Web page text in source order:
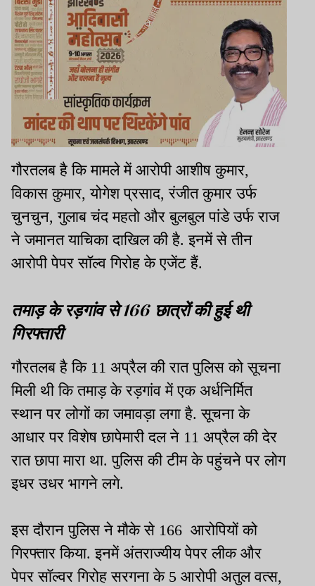
गौरतलब है कि मामले में आरोपी आशीष कुमार,
विकास कुमार, योगेश प्रसाद, रंजीत कुमार उर्फ
चुनचुन, गुलाब चंद महतो और बुलबुल पांडे उर्फ राज
ने जमानत याचिका दाखिल की है. इनमें से तीन
आरोपी पेपर सॉल्व गिरोह के एजेंट हैं.
तमाड़ के रड़गांव से 166 छात्रों की हुई थी
गिरफ्तारी
गौरतलब है कि 11 अप्रैल की रात पुलिस को सूचना
मिली थी कि तमाड़ के रड़गांव में एक अर्धनिर्मित
स्थान पर लोगों का जमावड़ा लगा है. सूचना के
आधार पर विशेष छापेमारी दल ने 11 अप्रैल की देर
रात छापा मारा था. पुलिस की टीम के पहुंचने पर लोग
इधर उधर भागने लगे.
इस दौरान पुलिस ने मौके से 166 आरोपियों को
गिरफ्तार किया. इनमें अंतराज्यीय पेपर लीक और
पेपर सॉल्वर गिरोह सरगना के 5 आरोपी अतुल वत्स,